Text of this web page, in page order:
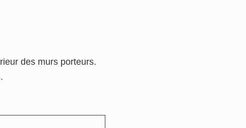
des murs porteurs.